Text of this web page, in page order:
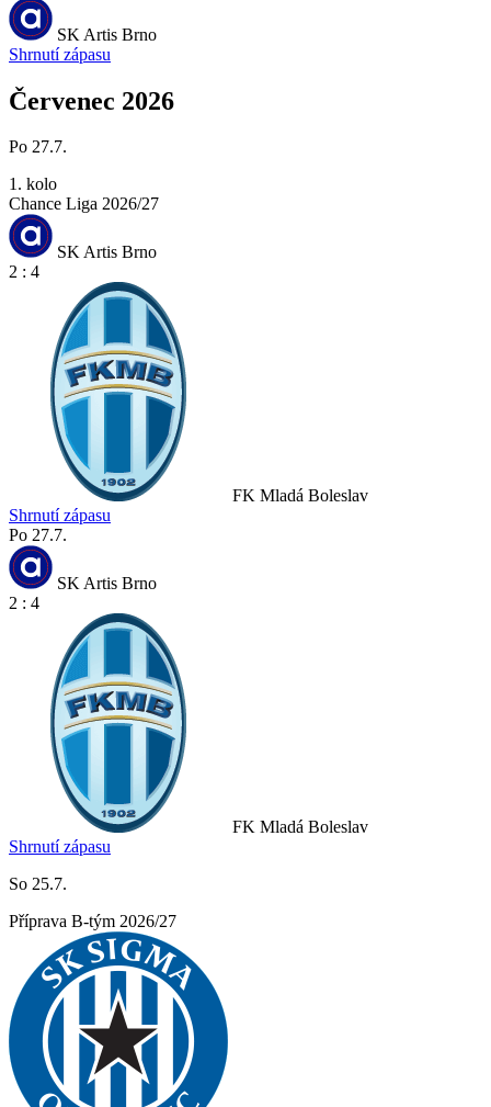
SK Artis Brno
Shrnutí zápasu
Červenec 2026
Po 27.7.
1. kolo
Chance Liga 2026/27
SK Artis Brno
2 : 4
FK Mladá Boleslav
Shrnutí zápasu
Po 27.7.
SK Artis Brno
2 : 4
FK Mladá Boleslav
Shrnutí zápasu
So 25.7.
Příprava B-tým 2026/27